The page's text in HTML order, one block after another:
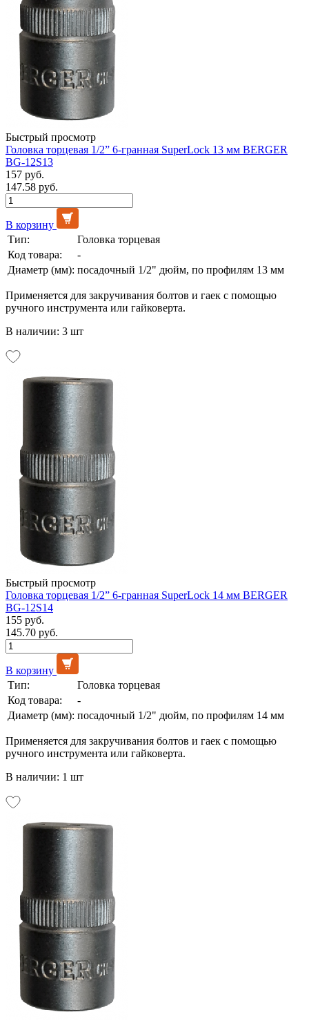
Быстрый просмотр
Головка торцевая 1/2” 6-гранная SuperLock 13 мм BERGER
BG-12S13
157 руб.
147.58 руб.
В корзину
Тип:
Головка торцевая
Код товара:
-
Диаметр (мм): посадочный 1/2" дюйм, по профилям 13 мм
Применяется для закручивания болтов и гаек с помощью
ручного инструмента или гайковерта.
В наличии: 3 шт
Быстрый просмотр
Головка торцевая 1/2” 6-гранная SuperLock 14 мм BERGER
BG-12S14
155 руб.
145.70 руб.
В корзину
Тип:
Головка торцевая
Код товара:
-
Диаметр (мм): посадочный 1/2" дюйм, по профилям 14 мм
Применяется для закручивания болтов и гаек с помощью
ручного инструмента или гайковерта.
В наличии: 1 шт